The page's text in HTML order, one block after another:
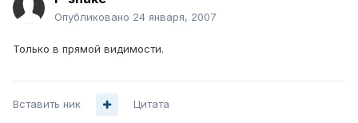
Опубликовано 24 января, 2007
Только в прямой видимости.
Вставить ник Цитата